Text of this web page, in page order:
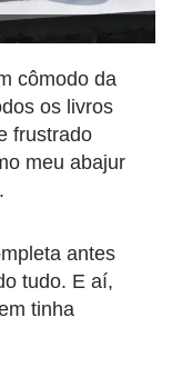
cômodo da
os livros
frustrado
meu abajur
antes
tudo. E aí,
tinha